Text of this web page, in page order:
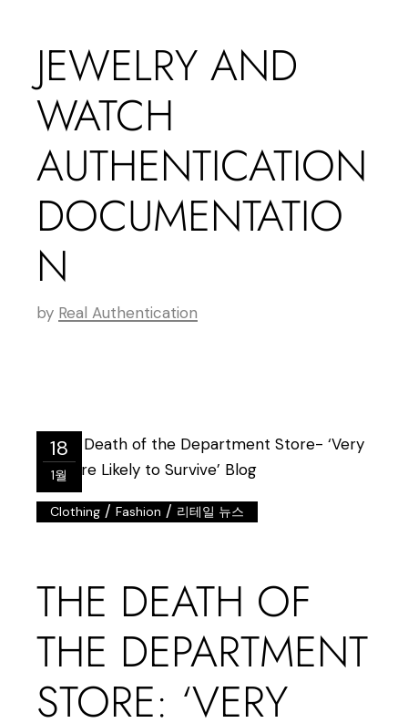
JEWELRY AND
WATCH
AUTHENTICATION
DOCUMENTATIO
N
by Real Authentication
18
1월
Clothing /Fashion / 리테일 뉴스
THE DEATH OF
THE DEPARTMENT
STORE: ‘VERY